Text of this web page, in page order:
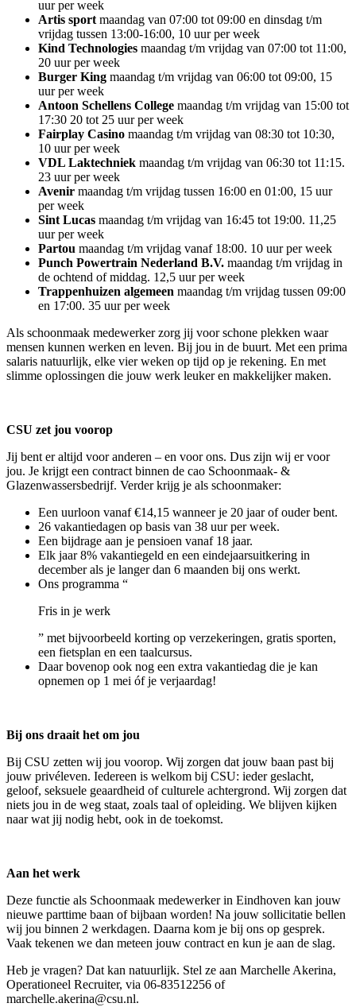
uur per week
Artis sport maandag van 07:00 tot 09:00 en dinsdag t/m
vrijdag tussen 13:00-16:00, 10 uur per week
Kind Technologies maandag t/m vrijdag van 07:00 tot 11:00,
20 uur per week
Burger King maandag t/m vrijdag van 06:00 tot 09:00, 15
uur per week
Antoon Schellens College maandag t/m vrijdag van 15:00 tot
17:30 20 tot 25 uur per week
Fairplay Casino maandag t/m vrijdag van 08:30 tot 10:30,
10 uur per week
VDL Laktechniek maandag t/m vrijdag van 06:30 tot 11:15.
23 uur per week
Avenir maandag t/m vrijdag tussen 16:00 en 01:00, 15 uur
per week
Sint Lucas maandag t/m vrijdag van 16:45 tot 19:00. 11,25
uur per week
Partou maandag t/m vrijdag vanaf 18:00. 10 uur per week
Punch Powertrain Nederland B.V. maandag t/m vrijdag in
de ochtend of middag. 12,5 uur per week
Trappenhuizen algemeen maandag t/m vrijdag tussen 09:00
en 17:00. 35 uur per week
Als schoonmaak medewerker zorg jij voor schone plekken waar
mensen kunnen werken en leven. Bij jou in de buurt. Met een prima
salaris natuurlijk, elke vier weken op tijd op je rekening. En met
slimme oplossingen die jouw werk leuker en makkelijker maken.
CSU zet jou voorop
Jij bent er altijd voor anderen – en voor ons. Dus zijn wij er voor
jou. Je krijgt een contract binnen de cao Schoonmaak- &
Glazenwassersbedrijf. Verder krijg je als schoonmaker:
Een uurloon vanaf €14,15 wanneer je 20 jaar of ouder bent.
26 vakantiedagen op basis van 38 uur per week.
Een bijdrage aan je pensioen vanaf 18 jaar.
Elk jaar 8% vakantiegeld en een eindejaarsuitkering in
december als je langer dan 6 maanden bij ons werkt.
Ons programma “
Fris in je werk
” met bijvoorbeeld korting op verzekeringen, gratis sporten,
een fietsplan en een taalcursus.
Daar bovenop ook nog een extra vakantiedag die je kan
opnemen op 1 mei óf je verjaardag!
Bij ons draait het om jou
Bij CSU zetten wij jou voorop. Wij zorgen dat jouw baan past bij
jouw privéleven. Iedereen is welkom bij CSU: ieder geslacht,
geloof, seksuele geaardheid of culturele achtergrond. Wij zorgen dat
niets jou in de weg staat, zoals taal of opleiding. We blijven kijken
naar wat jij nodig hebt, ook in de toekomst.
Aan het werk
Deze functie als Schoonmaak medewerker in Eindhoven kan jouw
nieuwe parttime baan of bijbaan worden! Na jouw sollicitatie bellen
wij jou binnen 2 werkdagen. Daarna kom je bij ons op gesprek.
Vaak tekenen we dan meteen jouw contract en kun je aan de slag.
Heb je vragen? Dat kan natuurlijk. Stel ze aan Marchelle Akerina,
Operationeel Recruiter, via 06-83512256 of
marchelle.akerina@csu.nl.